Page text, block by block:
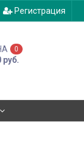
Регистрация
0
руб.